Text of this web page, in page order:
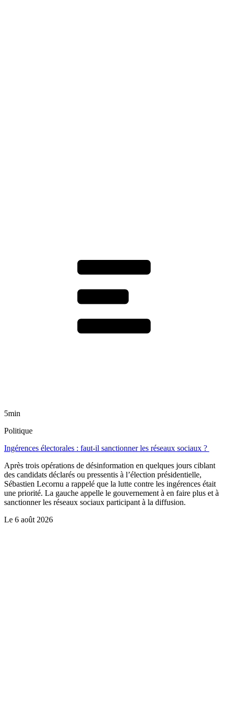
5min
Politique
Ingérences électorales : faut-il sanctionner les réseaux sociaux ?
Après trois opérations de désinformation en quelques jours ciblant
des candidats déclarés ou pressentis à l’élection présidentielle,
Sébastien Lecornu a rappelé que la lutte contre les ingérences était
une priorité. La gauche appelle le gouvernement à en faire plus et à
sanctionner les réseaux sociaux participant à la diffusion.
Le 6 août 2026